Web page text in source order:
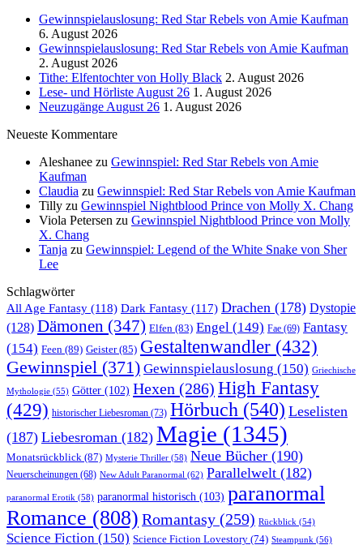
Gewinnspielauslosung: Red Star Rebels von Amie Kaufman
6. August 2026
Gewinnspielauslosung: Red Star Rebels von Amie Kaufman
2. August 2026
Tithe: Elfentochter von Holly Black 2. August 2026
Lese- und Hörliste August 26 1. August 2026
Neuzugänge August 26 1. August 2026
Neueste Kommentare
Aleshanee zu Gewinnspiel: Red Star Rebels von Amie
Kaufman
Claudia zu Gewinnspiel: Red Star Rebels von Amie Kaufman
Tilly zu Gewinnspiel Nightblood Prince von Molly X. Chang
Viola Petersen zu Gewinnspiel Nightblood Prince von Molly
X. Chang
Tanja zu Gewinnspiel: Legend of the White Snake von Sher
Lee
Schlagwörter
All Age Fantasy (118) Dark Fantasy (117) Drachen (178) Dystopie
(128) Dämonen (347) Elfen (83) Engel (149) Fae (69) Fantasy
(154) Feen (89) Geister(85) Gestaltenwandler (432)
Gewinnspiel (371) Gewinnspielauslosung (150) Griechische
Mythologie (55) Götter (102) Hexen (286) High Fantasy
(429) historischer Liebesroman (73) Hörbuch (540) Leselisten
(187) Liebesroman (182) Magie (1345)
Monatsrückblick (87) Mysterie Thriller (58) Neue Bücher (190)
Neuerscheinungen (68) New Adult Paranormal (62) Parallelwelt (182)
paranormal Erotik (58) paranormal historisch (103) paranormal
Romance (808) Romantasy (259) Rückblick (54)
Science Fiction (150) Science Fiction Lovestory (74) Steampunk (56)